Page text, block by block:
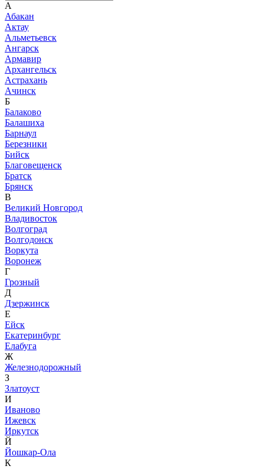
А
Абакан
Актау
Альметьевск
Ангарск
Армавир
Архангельск
Астрахань
Ачинск
Б
Балаково
Балашиха
Барнаул
Березники
Бийск
Благовещенск
Братск
Брянск
В
Великий Новгород
Владивосток
Волгоград
Волгодонск
Воркута
Воронеж
Г
Грозный
Д
Дзержинск
Е
Ейск
Екатеринбург
Елабуга
Ж
Железнодорожный
З
Златоуст
И
Иваново
Ижевск
Иркутск
Й
Йошкар-Ола
К